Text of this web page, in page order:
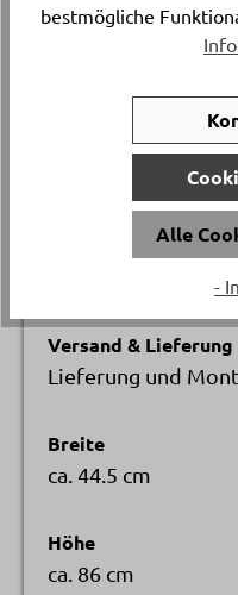
Artikelnummer
Gestellmaterial
Versand & Lieferung
Lieferung und
Breite
ca. 44.5 cm
Höhe
ca. 86 cm
bestmögliche
Alle
-